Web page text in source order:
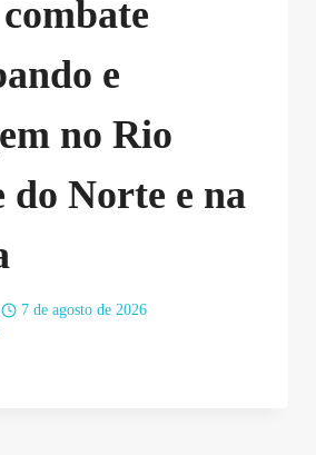
e
no Rio
do Norte e na
7 de agosto de 2026